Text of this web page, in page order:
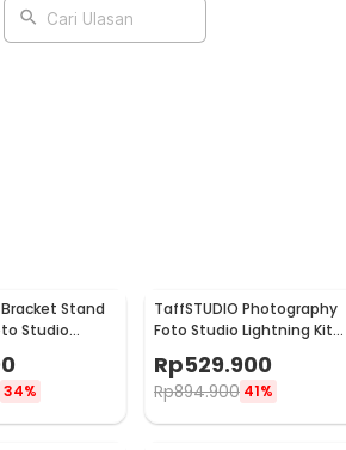
Cari Ulasan
Stand
Studio
BS-300
34%
TaffSTUDIO Photography
Foto Studio Lightning Kit
Rp529.900
Rp894.900 41%